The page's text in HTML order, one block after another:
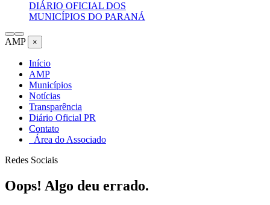
DIÁRIO OFICIAL DOS
MUNICÍPIOS DO PARANÁ
AMP ×
Início
AMP
Municípios
Notícias
Transparência
Diário Oficial PR
Contato
Área do Associado
Redes Sociais
Oops! Algo deu errado.